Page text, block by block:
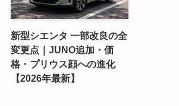
新型シエンタ 一部改良の全
変更点｜JUNO追加・価
格・プリウス顔への進化
【2026年最新】